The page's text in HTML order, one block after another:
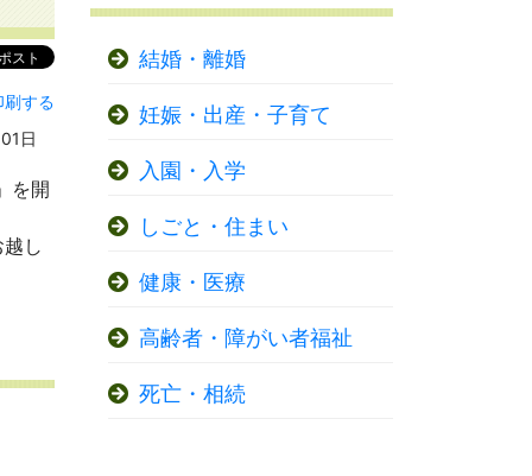
する
日
を開
し
結婚・離婚
妊娠・出産・子育て
入園・入学
しごと・住まい
健康・医療
高齢者・障がい者福祉
死亡・相続